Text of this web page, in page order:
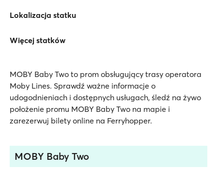
Lokalizacja statku
Więcej statków
MOBY Baby Two to prom obsługujący trasy operatora
Moby Lines. Sprawdź ważne informacje o
udogodnieniach i dostępnych usługach, śledź na żywo
położenie promu MOBY Baby Two na mapie i
zarezerwuj bilety online na Ferryhopper.
MOBY Baby Two